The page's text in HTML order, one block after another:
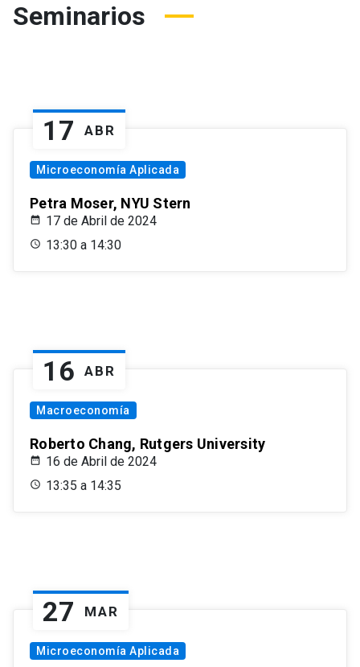
Seminarios
17 ABR
Microeconomía Aplicada
Petra Moser, NYU Stern
17 de Abril de 2024
13:30 a 14:30
16 ABR
Macroeconomía
Roberto Chang, Rutgers University
16 de Abril de 2024
13:35 a 14:35
27 MAR
Microeconomía Aplicada